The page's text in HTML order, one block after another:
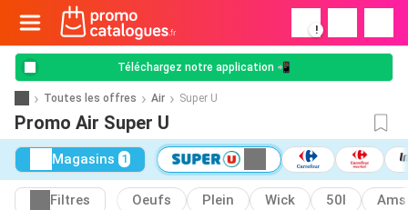
!
Téléchargez notre application 📲
Toutes les offres Air Super U
Promo Air Super U
Magasins 1
Filtres Oeufs Plein Wick 50l